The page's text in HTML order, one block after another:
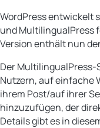
WordPress entwickelt
und MultilingualPress
Version enthält nun
Der
Nutzern, auf einfache
ihrem Post/auf ihrer
hinzuzufügen, der
Details gibt es in